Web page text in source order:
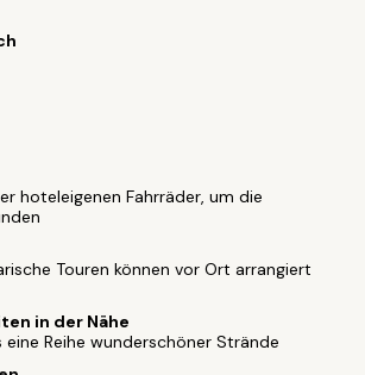
hoteleigenen Fahrräder, um die
Touren können vor Ort arrangiert
in der Nähe
eine Reihe wunderschöner Strände